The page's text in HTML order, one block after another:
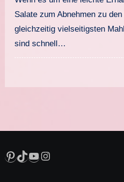
Rezepte
Salate zum Abnehmen zu
gleichzeitig vielseitigsten
sind schnell…
Pinterest
TikTok
YouTube
Instagram